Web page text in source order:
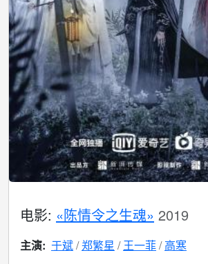
电影: «陈情令之生魂» 2019
主演: 于斌 郑繁星 王一菲 高寒